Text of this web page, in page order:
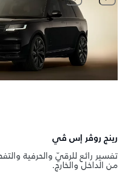
رينج روڤر إس ڤي
تفسير رائع للرقيّ والحرفية
من الداخل والخارج.